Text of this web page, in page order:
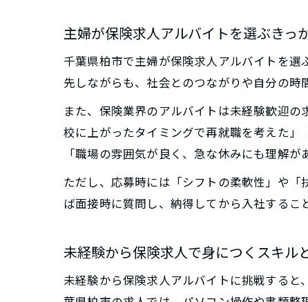
主婦が保険求人アルバイトを選ぶきっ
千葉県柏市で主婦が保険求人アルバイトを
先しながらも、社会とのつながりや自分の時
また、保険業界のアルバイトは未経験歓迎
校に上がったタイミングで再就職を考えた
「職場の雰囲気が良く、急な休みにも理解
ただし、応募時には「シフトの柔軟性」や
ば面接時に質問し、納得してから入社するこ
未経験から保険求人で身につくスキル
未経験から保険求人アルバイトに挑戦する